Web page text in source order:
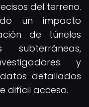
del terreno.
un impacto
de túneles
y
detallados
difícil acceso.